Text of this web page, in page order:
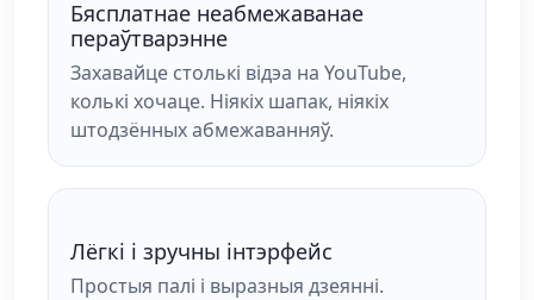
Бясплатнае неабмежаванае
пераўтварэнне
Захавайце столькі відэа на YouTube,
колькі хочаце. Ніякіх шапак, ніякіх
штодзённых абмежаванняў.
Лёгкі і зручны інтэрфейс
Простыя палі і выразныя дзеянні.